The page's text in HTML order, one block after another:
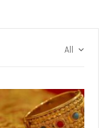
All